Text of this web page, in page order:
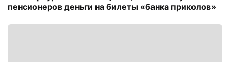
пенсионеров деньги на билеты «банка приколов»